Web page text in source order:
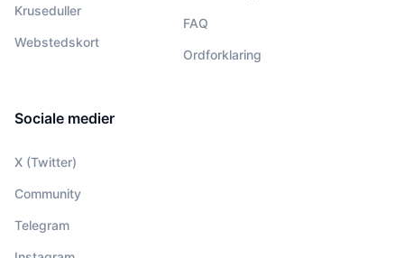
Kruseduller
Webstedskort
FAQ
Ordforklaring
Sociale medier
X (Twitter)
Community
Telegram